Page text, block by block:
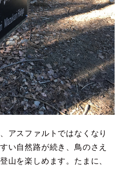
アスファルトではなくなり
い自然路が続き、鳥のさえ
山を楽しめます。たまに、